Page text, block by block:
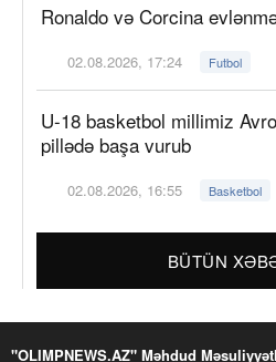
Ronaldo və Corcina
02.08.2026, 17:24 Futbol
U-18 basketbol millimiz
pillədə başa vurub
02.08.2026, 16:55 Basketbol
BÜTÜN
"OLIMPNEWS.AZ" Məhdud